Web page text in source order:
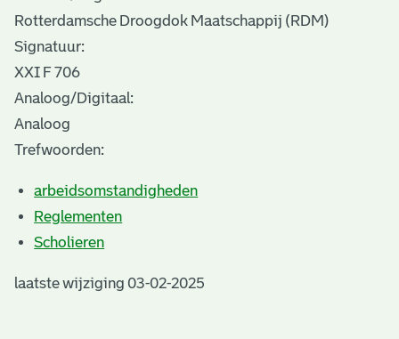
Rotterdamsche Droogdok Maatschappij (RDM)
Signatuur:
XXI F 706
Analoog/Digitaal:
Analoog
Trefwoorden:
arbeidsomstandigheden
Reglementen
Scholieren
laatste wijziging 03-02-2025